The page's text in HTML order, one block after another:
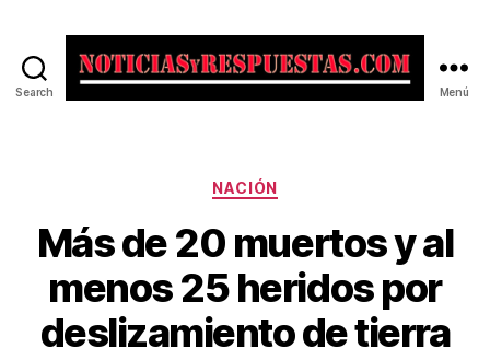
Search Menú
Categorías
NACIÓN
Más de 20 muertos y al
menos 25 heridos por
deslizamiento de tierra